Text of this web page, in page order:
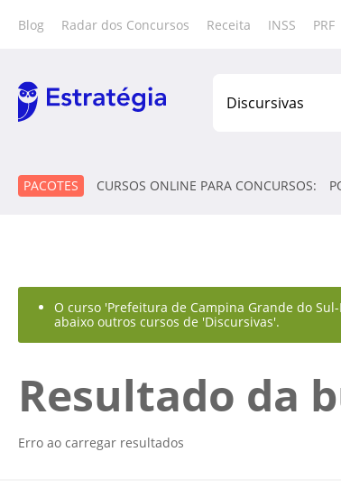
Blog Radar dos Concursos Receita INSS PRF
PACOTES CURSOS ONLINE PARA CONCURSOS:
O curso 'Prefeitura de Campina Grande do
abaixo outros cursos de 'Discursivas'.
Resultado da
Erro ao carregar resultados